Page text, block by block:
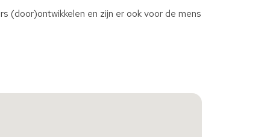
(door)ontwikkelen en zijn er ook voor de mens